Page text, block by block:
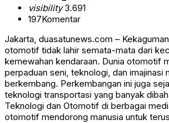
visibility3.691
197Komentar
Jakarta, duasatunews.com –
otomotif tidak lahir semata-mata dari
kemewahan kendaraan. Dunia otomotif
perpaduan seni, teknologi, dan imajinasi
berkembang. Perkembangan ini juga
teknologi transportasi yang banyak
Teknologi dan Otomotif di berbagai
otomotif mendorong manusia untuk